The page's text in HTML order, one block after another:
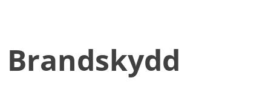
Brandskydd